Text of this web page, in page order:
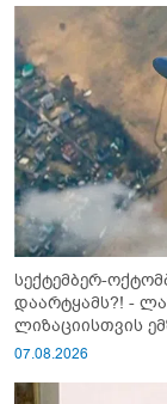
სექტემბერ-
დაარტყამს?! -
ლიზაციისთვის
გაიწვიონ ომში"
07.08.2026